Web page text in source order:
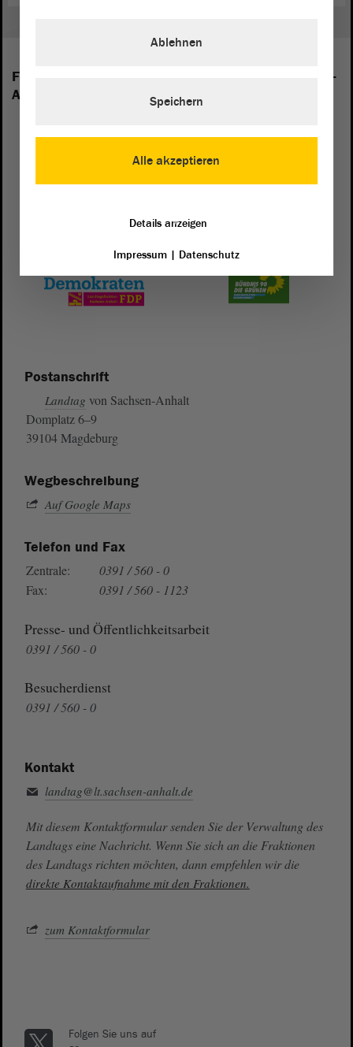
Folgende Fraktionen sind im Landtag von Sachsen-
Anhalt vertreten:
Postanschrift
Landtag von Sachsen-Anhalt
Domplatz 6–9
39104 Magdeburg
Wegbeschreibung
Auf Google Maps
Telefon und Fax
Zentrale:
0391 / 560 - 0
Fax:
0391 / 560 - 1123
Presse- und Öffentlichkeitsarbeit
0391 / 560 - 0
Besucherdienst
0391 / 560 - 0
Kontakt
landtag@lt.sachsen-anhalt.de
Mit diesem Kontaktformular senden Sie der Verwaltung des
Landtags eine Nachricht. Wenn Sie sich an die Fraktionen
des Landtags richten möchten, dann empfehlen wir die
direkte Kontaktaufnahme mit den Fraktionen.
zum Kontaktformular
Folgen Sie uns auf
Alle akzeptieren
Ablehnen
Speichern
Details anzeigen
Impressum| Datenschutz